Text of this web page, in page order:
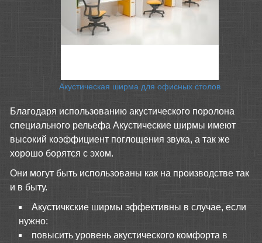
Акустическая ширма для офисных столов
Благодаря использованию акустического поролона
специального рельефа Акустические ширмы имеют
высокий коэффициент поглощения звука, а так же
хорошо борятся с эхом.
Они могут быть использованы как на производстве так
и в быту.
Акустичкские ширмы эффективны в случае, если
нужно:
повысить уровень акустического комфорта в